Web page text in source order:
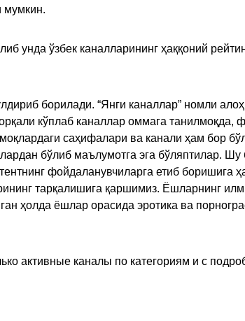
мумкин.
унда ўзбек каналларининг ҳаққоний
борилади. “Янги каналлар” номли
кўплаб каналлар оммага танилмоқда,
саҳифалари ва канали ҳам бор
бўлиб маълумотга эга бўляптилар. Шу
фойдаланувчиларга етиб боришига
тарқалишига қаршимиз. Ёшларнинг
ҳолда ёшлар орасида эротика ва
активные каналы по категориям и с